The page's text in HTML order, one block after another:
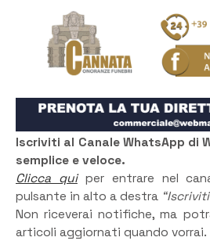
Iscriviti al Canale WhatsApp di
semplice e veloce.
Clicca quiper entrare nel
pulsante in alto a destra
Non riceverai notifiche, ma
articoli aggiornati quando vorrai.